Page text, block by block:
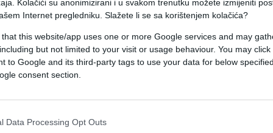
Kolačići su anonimizirani i u svakom trenutku možete izmijeniti
Internet pregledniku. Slažete li se sa korištenjem kolačića?
that this website/app uses one or more Google services and may
but not limited to your visit or usage behaviour. You may
to Google and its third-party tags to use your data for below
consent section.
Data Processing Opt Outs
koji je dobio rezultatom 29:18. Posljednja
klub, koji je na kraju zabilježio 21. pobjedu u
skokova, dok je Sergio Llull dodao 13 poena. Bh.
za manje od 15 minuta na parketu.